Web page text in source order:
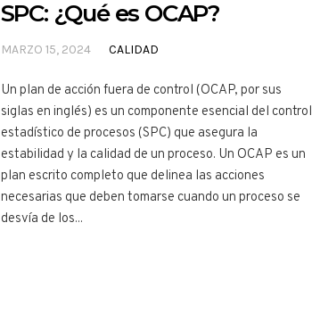
SPC: ¿Qué es OCAP?
MARZO 15, 2024 CALIDAD
Un plan de acción fuera de control (OCAP, por sus
siglas en inglés) es un componente esencial del control
estadístico de procesos (SPC) que asegura la
estabilidad y la calidad de un proceso. Un OCAP es un
plan escrito completo que delinea las acciones
necesarias que deben tomarse cuando un proceso se
desvía de los...